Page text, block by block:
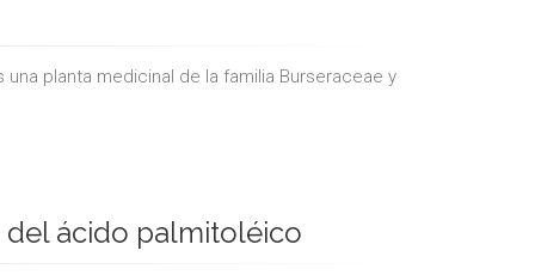
planta medicinal de la familia Burseraceae y
del ácido palmitoléico